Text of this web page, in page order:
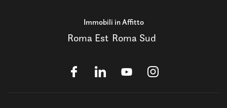
Immobili in Affitto
Roma Est Roma Sud